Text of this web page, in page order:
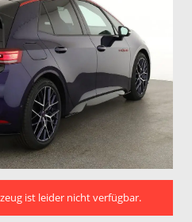
ist leider nicht verfügbar.